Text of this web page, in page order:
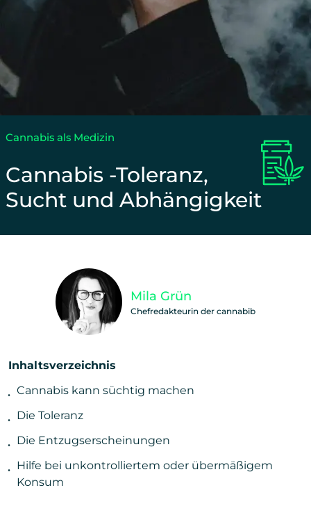
Cannabis als Medizin
Cannabis -Toleranz,
Sucht und Abhängigkeit
Inhaltsverzeichnis
Cannabis kann süchtig machen
Die Toleranz
Die Entzugserscheinungen
Hilfe bei unkontrolliertem oder übermäßigem
Konsum
Mila Grün
Chefredakteurin der cannabib
Unterstütze unsere Arbeit und teile diesen